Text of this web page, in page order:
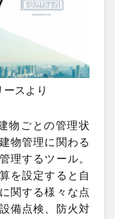
スより
物ごとの管理状
物管理に関わる
理するツール。
を設定すると自
関する様々な点
備点検、防火対